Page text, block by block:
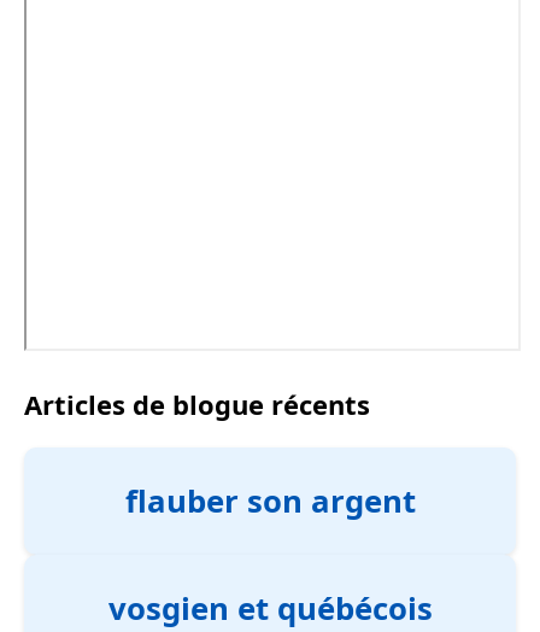
Articles de blogue récents
flauber son argent
vosgien et québécois